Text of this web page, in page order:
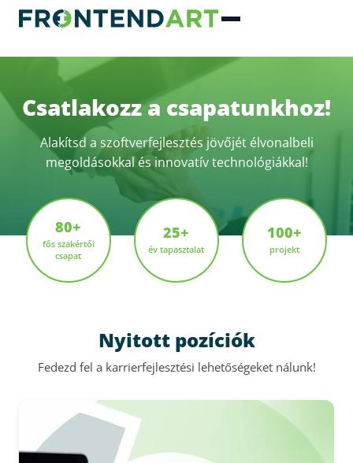
Csatlakozz a csapatunkhoz!
Alakítsd a szoftverfejlesztés jövőjét élvonalbeli
megoldásokkal és innovatív technológiákkal!
80+
fős szakértői
csapat
25+
év tapasztalat
100+
projekt
Nyitott pozíciók
Fedezd fel a karrierfejlesztési lehetőségeket nálunk!